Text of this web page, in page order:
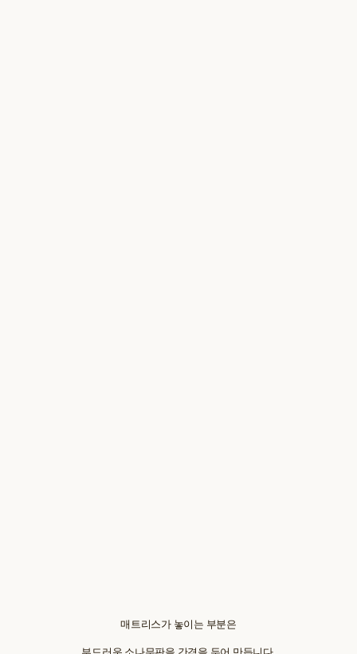
매트리스가 놓이는 부분은